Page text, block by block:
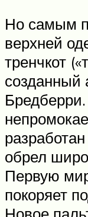
Но самым
верхней
тренчкот
созданный
обрел
Первую
покоряет